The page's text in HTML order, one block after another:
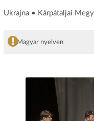
Ukrajna • Kárpátaljai
Magyar nyelven